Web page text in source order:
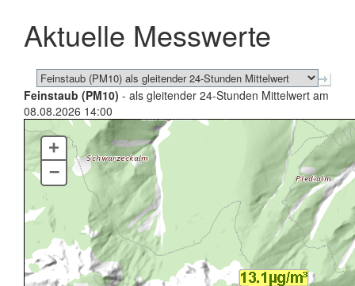
schließen
Aktuelle Messwerte
Feinstaub (PM10) - als gleitender 24-Stunden Mittelwert am
08.08.2026 14:00
+
–